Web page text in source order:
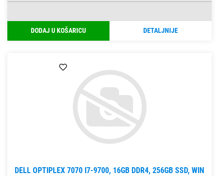
DODAJ U KOŠARICU DETALJNIJE
DELL OPTIPLEX 7070 I7-9700, 16GB DDR4, 256GB SSD, WIN